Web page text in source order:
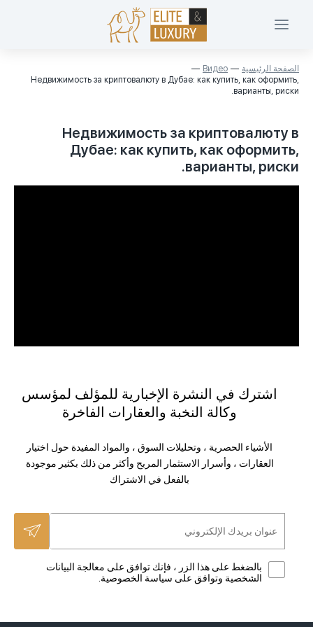
الصفحة الرئيسية
Видео
Недвижимость за криптовалюту в Дубае: как купить, как оформить,
варианты, риски.
Недвижимость за криптовалюту в
Дубае: как купить, как оформить,
варианты, риски.
اشترك في النشرة الإخبارية للمؤلف لمؤسس
وكالة النخبة والعقارات الفاخرة
الأشياء الحصرية ، وتحليلات السوق ، والمواد المفيدة حول اختيار
العقارات ، وأسرار الاستثمار المربح وأكثر من ذلك بكثير موجودة
بالفعل في الاشتراك
بالضغط على هذا الزر ، فإنك توافق على معالجة البيانات
الشخصية وتوافق على سياسة الخصوصية.